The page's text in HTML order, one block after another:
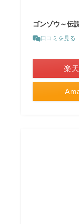
ゴンゾウ～伝
口コミを見る
楽